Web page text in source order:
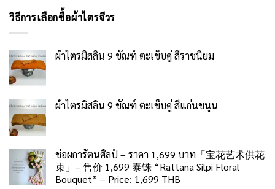
วิธีการเลือกซื้อผ้าไตรจีวร
ผ้าไตรมิสลิน 9 ขัณฑ์ ตะเข็บคู่ สีราชนิยม
ผ้าไตรมิสลิน 9 ขัณฑ์ ตะเข็บคู่ สีแก่นขนุน
ช่อผการัตนศิลป์ – ราคา 1,699 บาท「宝花艺术供花
束」– 售价 1,699 泰铢 “Rattana Silpi Floral
Bouquet” – Price: 1,699 THB